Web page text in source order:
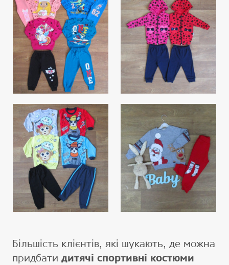
Більшість клієнтів, які шукають, де можна
придбати дитячі спортивні костюми